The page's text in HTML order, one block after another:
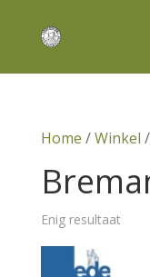
Home /Winkel
Enig resultaat